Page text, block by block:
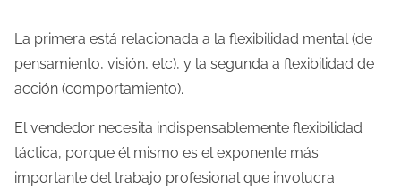
La primera está relacionada a la flexibilidad mental (de
pensamiento, visión, etc), y la segunda a flexibilidad de
acción (comportamiento).
El vendedor necesita indispensablemente flexibilidad
táctica, porque él mismo es el exponente más
importante del trabajo profesional que involucra